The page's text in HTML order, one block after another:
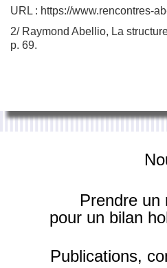
URL : https://www.rencontres-
2/ Raymond Abellio, La
p. 69.
Prendre un
pour un bilan
Publications,